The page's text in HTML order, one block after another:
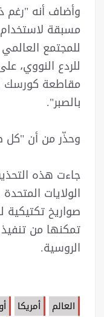
وأضاف أنه "رغم
مسبقة
للمجتمع
للردع النووي،
مقاطعة كورسك
بالصبر".
وحذّر من أن "كل
جاءت هذه
الولايات
صواريخ تكتيكية
تمكنها من
الروسية.
العالم أمريكا